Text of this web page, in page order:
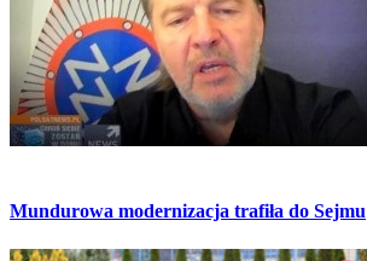
Mundurowa modernizacja trafiła do Sejmu